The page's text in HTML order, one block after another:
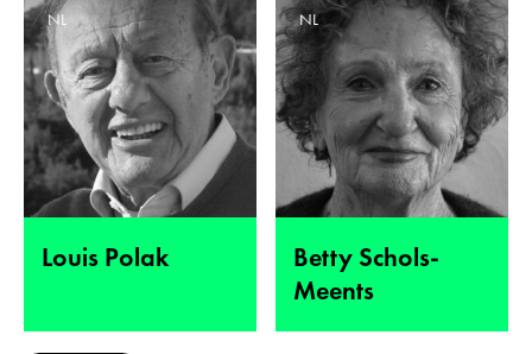
Louis Polak
NL
Betty Schols-
Meents
NL